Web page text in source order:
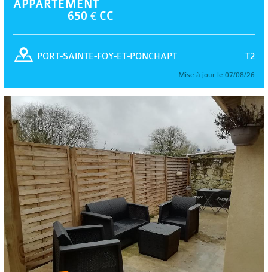
APPARTEMENT
650 € CC
T2
PORT-SAINTE-FOY-ET-PONCHAPT
Mise à jour le 07/08/26